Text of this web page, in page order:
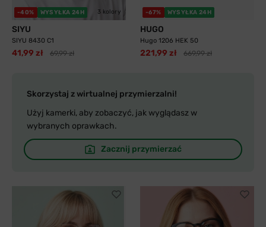
-40% WYSYŁKA 24H 3 kolory
SIYU
SIYU 8430 C1
41,99 zł 69,99 zł
Skorzystaj z wirtualnej przymierzalni!
Użyj kamerki, aby zobaczyć, jak wyglądasz w
wybranych oprawkach.
Zacznij przymierzać
-67% WYSYŁKA 24H
HUGO
Hugo 1206 HEK 50
221,99 zł 669,99 zł